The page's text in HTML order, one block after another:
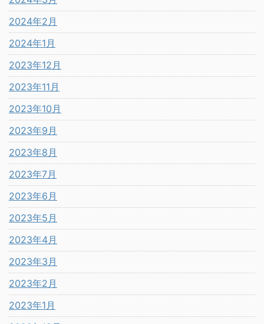
2024年2月
2024年1月
2023年12月
2023年11月
2023年10月
2023年9月
2023年8月
2023年7月
2023年6月
2023年5月
2023年4月
2023年3月
2023年2月
2023年1月